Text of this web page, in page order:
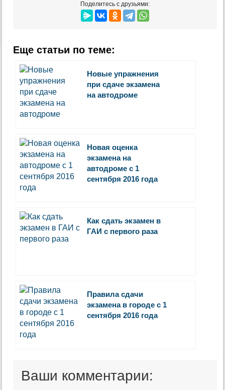
Поделитесь с друзьями:
Еще статьи по теме:
Новые упражнения
при сдаче экзамена
на автодроме
Новая оценка
экзамена на
автодроме с 1
сентября 2016 года
Как сдать экзамен в
ГАИ с первого раза
Правила сдачи
экзамена в городе с 1
сентября 2016 года
Ваши комментарии: